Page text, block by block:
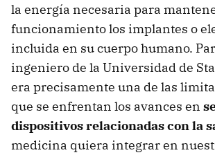
la energía necesaria para
funcionamiento los implantes o
incluida en su cuerpo humano.
ingeniero de la Universidad de
era precisamente una de las
que se enfrentan los avances en
dispositivos relacionadas con la
medicina quiera integrar en